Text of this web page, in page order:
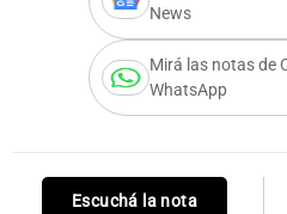
News
Mirá las notas de
WhatsApp
Escuchá la nota